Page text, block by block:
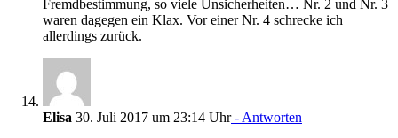
Fremdbestimmung, so viele Unsicherheiten… Nr. 2 und Nr. 3
waren dagegen ein Klax. Vor einer Nr. 4 schrecke ich
allerdings zurück.
Elisa 30. Juli 2017 um 23:14 Uhr- Antworten